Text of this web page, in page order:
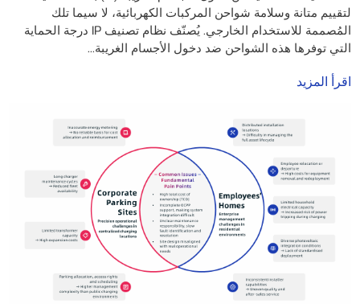
لتقييم متانة وسلامة شواحن المركبات الكهربائية، لا سيما تلك
المُصممة للاستخدام الخارجي. يُصنّف نظام تصنيف IP درجة الحماية
التي توفرها هذه الشواحن ضد دخول الأجسام الغريبة...
اقرأ المزيد